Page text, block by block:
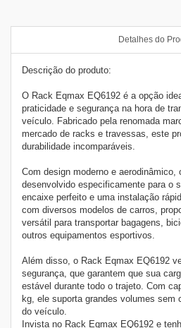
Detalhes do
Descrição do produto:
O Rack Eqmax EQ6192 é a opção
praticidade e segurança na hora de
veículo. Fabricado pela renomada
mercado de racks e travessas, este
durabilidade incomparáveis.
Com design moderno e
desenvolvido especificamente para o
encaixe perfeito e uma instalação
com diversos modelos de carros,
versátil para transportar bagagens,
outros equipamentos esportivos.
Além disso, o Rack Eqmax EQ6192
segurança, que garantem que sua
estável durante todo o trajeto. Com
kg, ele suporta grandes volumes sem
do veículo.
Invista no Rack Eqmax EQ6192 e